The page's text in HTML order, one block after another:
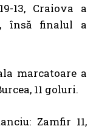
13, Craiova a
însă finalul a
marcatoare a
11 goluri.
Zamfir 11,